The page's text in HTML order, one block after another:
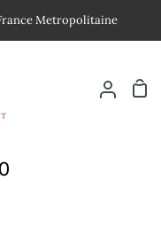
Metropolitaine
Mon